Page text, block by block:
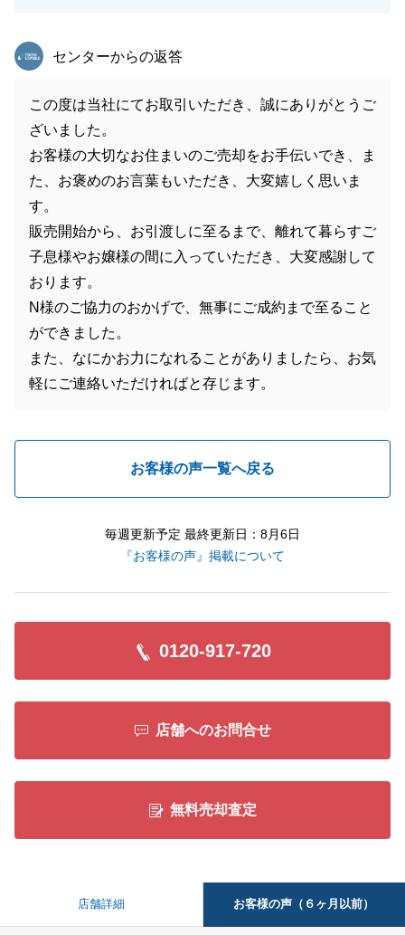
東急リバブル
センターからの返答
この度は当社にてお取引いただき、誠にありがとうご
ざいました。
お客様の大切なお住まいのご売却をお手伝いでき、ま
た、お褒めのお言葉もいただき、大変嬉しく思いま
す。
販売開始から、お引渡しに至るまで、離れて暮らすご
子息様やお嬢様の間に入っていただき、大変感謝して
おります。
N様のご協力のおかげで、無事にご成約まで至ること
ができました。
また、なにかお力になれることがありましたら、お気
軽にご連絡いただければと存じます。
お客様の声一覧へ戻る
毎週更新予定 最終更新日：8月6日
『お客様の声』掲載について
0120-917-720
店舗へのお問合せ
無料売却査定
店舗詳細 お客様の声（６ヶ月以前）